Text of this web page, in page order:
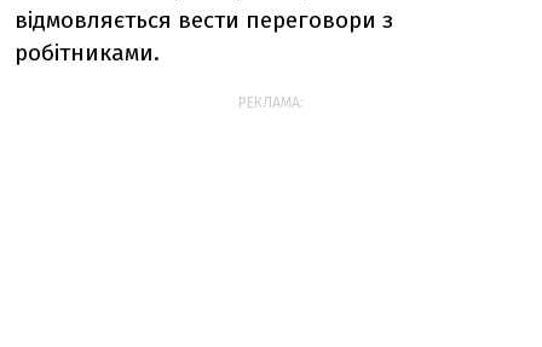
відмовляється вести переговори з
робітниками.
РЕКЛАМА: